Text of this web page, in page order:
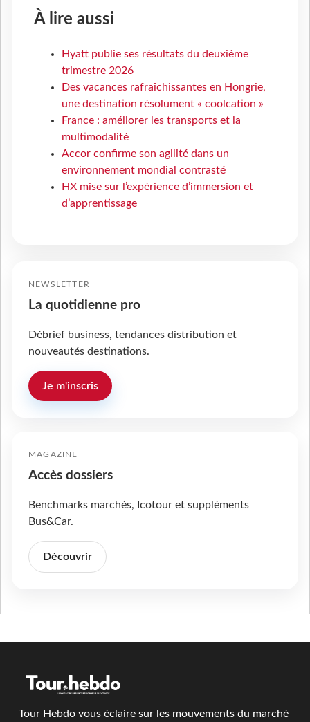
À lire aussi
Hyatt publie ses résultats du deuxième
trimestre 2026
Des vacances rafraîchissantes en Hongrie,
une destination résolument « coolcation »
France : améliorer les transports et la
multimodalité
Accor confirme son agilité dans un
environnement mondial contrasté
HX mise sur l’expérience d’immersion et
d’apprentissage
NEWSLETTER
La quotidienne pro
Débrief business, tendances distribution et
nouveautés destinations.
Je m'inscris
MAGAZINE
Accès dossiers
Benchmarks marchés, Icotour et suppléments
Bus&Car.
Découvrir
Tour Hebdo vous éclaire sur les mouvements du marché